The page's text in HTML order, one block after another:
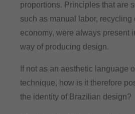
proportions. Principles that are
such as manual labor, recycling
economy, were always present
way of producing design.
If not as an aesthetic language
technique, how is it therefore
the identity of Brazilian design?